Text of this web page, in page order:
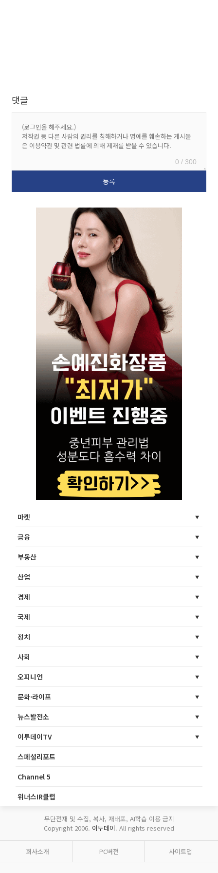
댓글
0 / 300
마켓
금융
부동산
산업
경제
국제
정치
사회
오피니언
문화·라이프
뉴스발전소
이투데이TV
스페셜리포트
Channel 5
위너스IR클럽
무단전재 및 수집, 복사, 재배포, AI학습 이용 금지
Copyright 2006. 이투데이. All rights reserved
회사소개 PC버전 사이트맵